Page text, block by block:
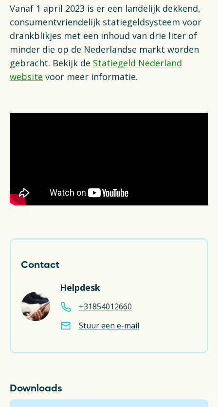
Vanaf 1 april 2023 is er een landelijk dekkend,
consumentvriendelijk statiegeldsysteem voor
drankblikjes met een inhoud van drie liter of
minder die op de Nederlandse markt worden
gebracht. Bekijk de Statiegeld Nederland
website voor meer informatie.
Contact
Helpdesk
+31854012660
Stuur een e-mail
Downloads